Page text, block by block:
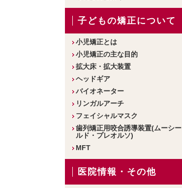
子どもの矯正について
小児矯正とは
小児矯正の主な目的
拡大床・拡大装置
ヘッドギア
バイオネーター
リンガルアーチ
フェイシャルマスク
歯列矯正用咬合誘導装置(ムーシー
ルド・プレオルソ)
MFT
医院情報・その他